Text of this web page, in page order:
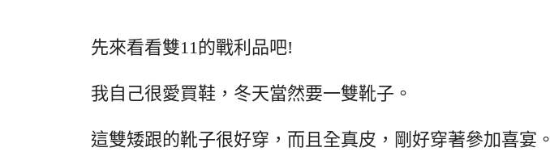
先來看看雙11的戰利品吧!
我自己很愛買鞋，冬天當然要一雙靴子。
這雙矮跟的靴子很好穿，而且全真皮，剛好穿著參加喜宴。